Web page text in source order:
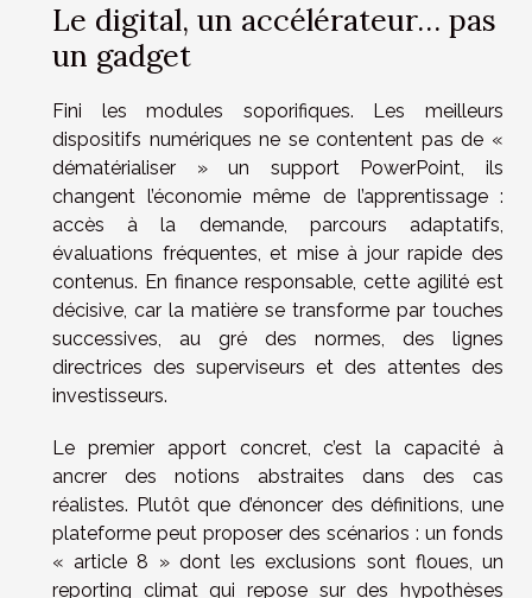
Le digital, un accélérateur… pas
un gadget
Fini les modules soporifiques. Les meilleurs
dispositifs numériques ne se contentent pas de «
dématérialiser » un support PowerPoint, ils
changent l’économie même de l’apprentissage :
accès à la demande, parcours adaptatifs,
évaluations fréquentes, et mise à jour rapide des
contenus. En finance responsable, cette agilité est
décisive, car la matière se transforme par touches
successives, au gré des normes, des lignes
directrices des superviseurs et des attentes des
investisseurs.
Le premier apport concret, c’est la capacité à
ancrer des notions abstraites dans des cas
réalistes. Plutôt que d’énoncer des définitions, une
plateforme peut proposer des scénarios : un fonds
« article 8 » dont les exclusions sont floues, un
reporting climat qui repose sur des hypothèses